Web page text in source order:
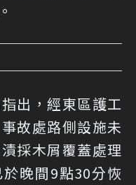
出，經東區護工
故處路側設施未
採木屑覆蓋處理
晚間9點30分恢